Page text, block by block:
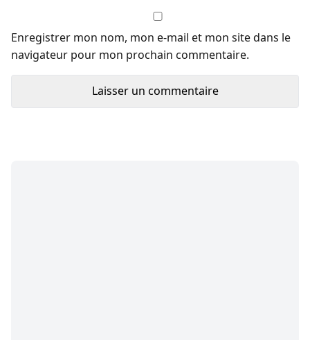
Enregistrer mon nom, mon e-mail et mon site dans le
navigateur pour mon prochain commentaire.